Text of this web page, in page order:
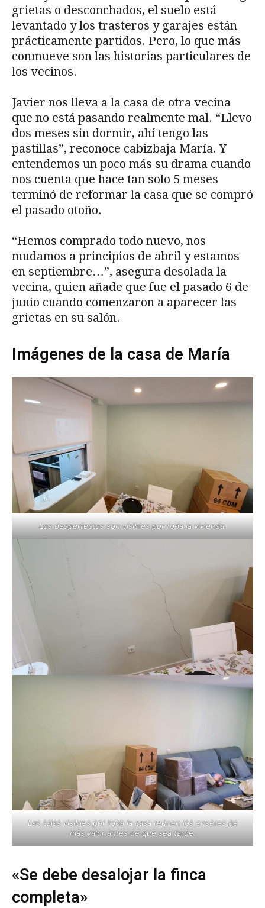
grietas o desconchados, el suelo está
levantado y los trasteros y garajes están
prácticamente partidos. Pero, lo que más
conmueve son las historias particulares de
los vecinos.
Javier nos lleva a la casa de otra vecina
que no está pasando realmente mal. “Llevo
dos meses sin dormir, ahí tengo las
pastillas”, reconoce cabizbaja María. Y
entendemos un poco más su drama cuando
nos cuenta que hace tan solo 5 meses
terminó de reformar la casa que se compró
el pasado otoño.
“Hemos comprado todo nuevo, nos
mudamos a principios de abril y estamos
en septiembre…”, asegura desolada la
vecina, quien añade que fue el pasado 6 de
junio cuando comenzaron a aparecer las
grietas en su salón.
Imágenes de la casa de María
Los desperfectos son visibles por toda la vivienda.
Las cajas visibles por toda la casa reúnen los enseres de
más valor antes de que sea tarde.
«Se debe desalojar la finca
completa»